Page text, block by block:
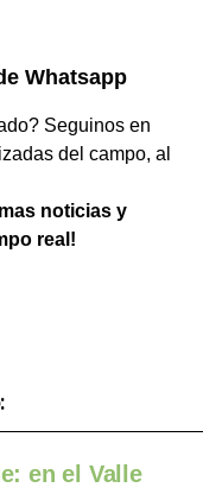
Whatsapp
Seguinos en
del campo, al
noticias y
real!
en el Valle